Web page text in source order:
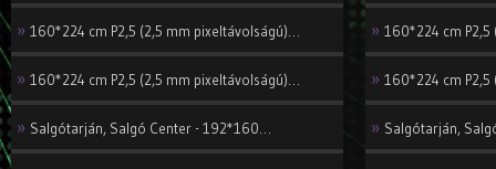
» 160*224 cm P2,5 (2,5 mm pixeltávolságú)…
» 160*224 cm P2,5 (2,5 mm pixeltávolságú)…
» Salgótarján, Salgó Center - 192*160…
» 160*224 cm
» 160*224 cm
» Salgótarján,